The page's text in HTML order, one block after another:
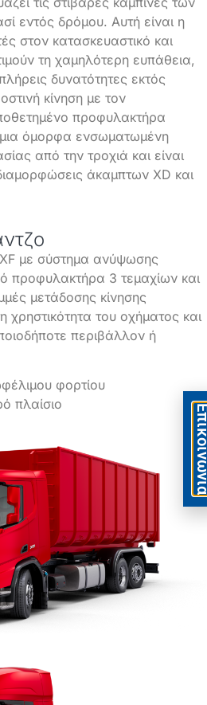
εντός δρόμου. Αυτή είναι η
στον κατασκευαστικό και
τη χαμηλότερη ευπάθεια,
δυνατότητες εκτός
κίνηση με τον
προφυλακτήρα
όμορφα ενσωματωμένη
από την τροχιά και είναι
άκαμπτων XD και
με σύστημα ανύψωσης
προφυλακτήρα 3 τεμαχίων και
μετάδοσης κίνησης
χρηστικότητα του οχήματος και
περιβάλλον ή
φορτίου
πλαίσιο